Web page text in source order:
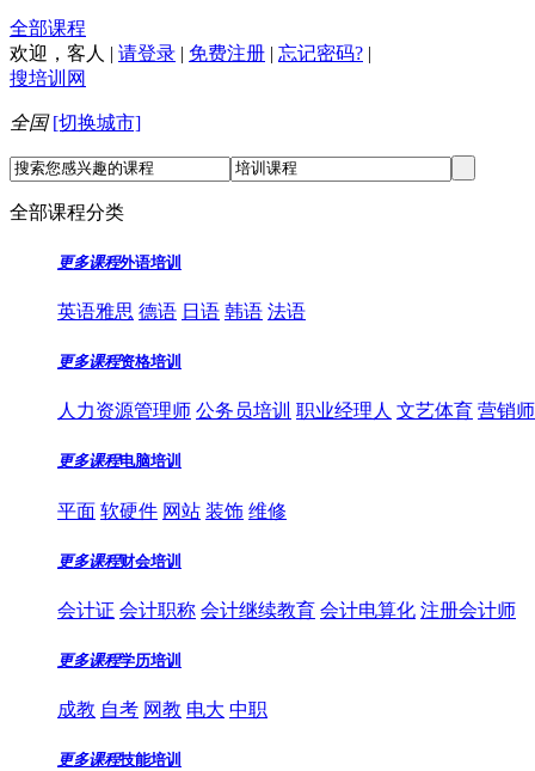
全部课程
欢迎， 客人 | 请登录 | 免费注册 | 忘记密码? |
搜培训网
全国 [切换城市]
全部课程分类
更多课程外语培训
英语雅思 德语 日语 韩语 法语
更多课程资格培训
人力资源管理师 公务员培训 职业经理人 文艺体育 营销
更多课程电脑培训
平面 软硬件 网站 装饰 维修
更多课程财会培训
会计证 会计职称 会计继续教育 会计电算化 注册会计师
更多课程学历培训
成教 自考 网教 电大 中职
更多课程技能培训